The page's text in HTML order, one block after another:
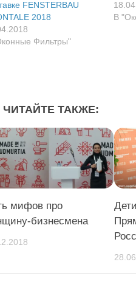
FENSTERBAU
2018
Фильтры"
В
ЧИТАЙТЕ ТАКЖЕ:
мифов про
бизнесмена